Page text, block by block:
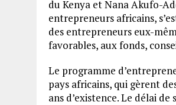
du Kenya et Nana Akufo-
entrepreneurs africains,
des entrepreneurs eux-
favorables, aux fonds,
Le programme
pays africains, qui gèrent
ans d’existence. Le délai